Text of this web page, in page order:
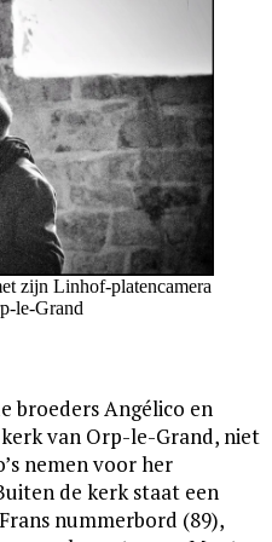
zijn Linhof-platencamera
le-Grand
broeders Angélico en
van Orp-le-Grand, niet
nemen voor her
de kerk staat een
nummerbord (89),